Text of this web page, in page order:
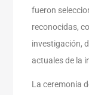
fueron
reconocidas,
investigación,
actuales de la
La ceremonia